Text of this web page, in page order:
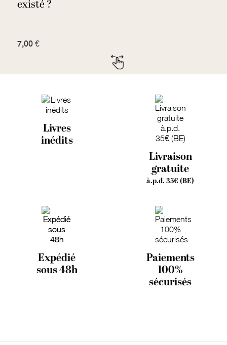
existé ?
7,00 €
Livres
inédits
Livraison
gratuite
à.p.d. 35€ (BE)
Expédié
sous 48h
Paiements
100%
sécurisés